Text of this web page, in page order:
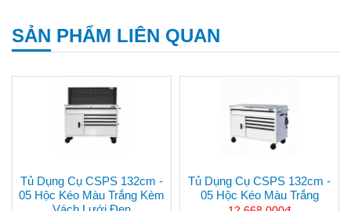
SẢN PHẨM LIÊN QUAN
Tủ Dụng Cụ CSPS 132cm -
05 Hộc Kéo Màu Trắng Kèm
Tủ Dụng Cụ CSPS 132cm -
05 Hộc Kéo Màu Trắng